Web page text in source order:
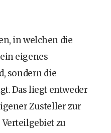
in welchen die
eigenes
sondern die
Das liegt entweder
Zusteller zur
zu